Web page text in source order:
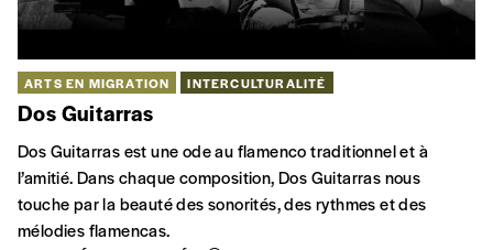
ARTS EN MIGRATION INTERCULTURALITÉ
Dos Guitarras
Dos Guitarras est une ode au flamenco traditionnel et à
l’amitié. Dans chaque composition, Dos Guitarras nous
touche par la beauté des sonorités, des rythmes et des
mélodies flamencas.